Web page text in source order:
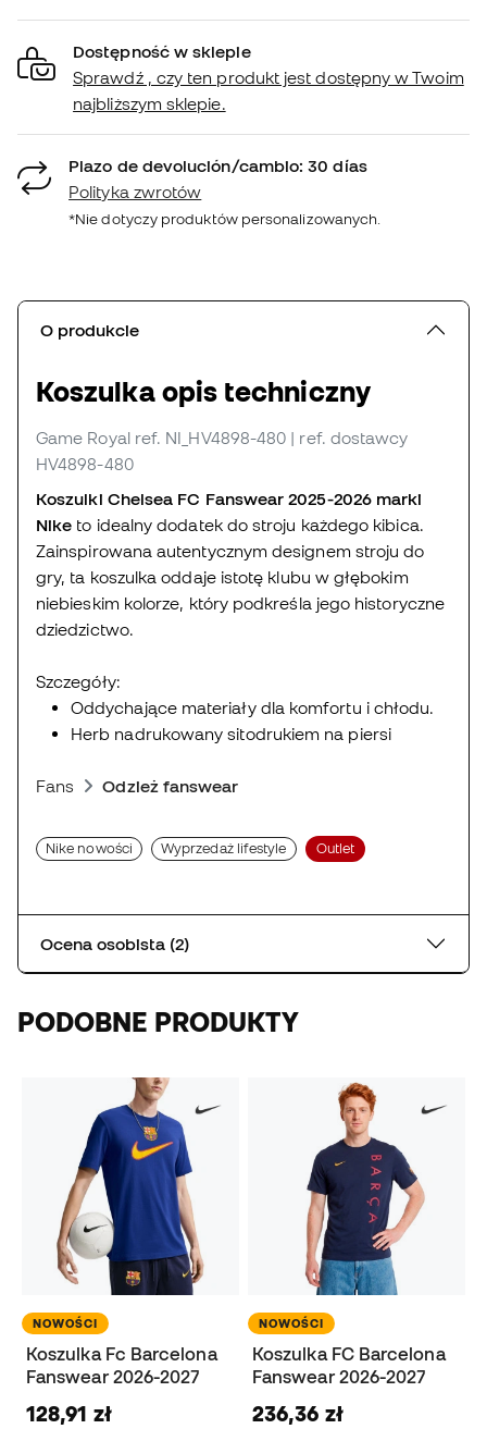
Dostępność w sklepie
Sprawdź , czy ten produkt jest dostępny w Twoim
najbliższym sklepie.
Plazo de devolución/cambio: 30 días
Polityka zwrotów
*Nie dotyczy produktów personalizowanych.
O produkcie
Koszulka opis techniczny
Game Royal ref. NI_HV4898-480 | ref. dostawcy
HV4898-480
Koszulki Chelsea FC Fanswear 2025-2026 marki
Nike to idealny dodatek do stroju każdego kibica.
Zainspirowana autentycznym designem stroju do
gry, ta koszulka oddaje istotę klubu w głębokim
niebieskim kolorze, który podkreśla jego historyczne
dziedzictwo.
Szczegóły:
Oddychające materiały dla komfortu i chłodu.
Herb nadrukowany sitodrukiem na piersi
Fans Odzież fanswear
Nike nowości Wyprzedaż lifestyle Outlet
Ocena osobista (2)
PODOBNE PRODUKTY
NOWOŚCI
Koszulka Fc Barcelona
Fanswear 2026-2027
128,91 zł
NOWOŚCI
Koszulka FC Barcelona
Fanswear 2026-2027
236,36 zł